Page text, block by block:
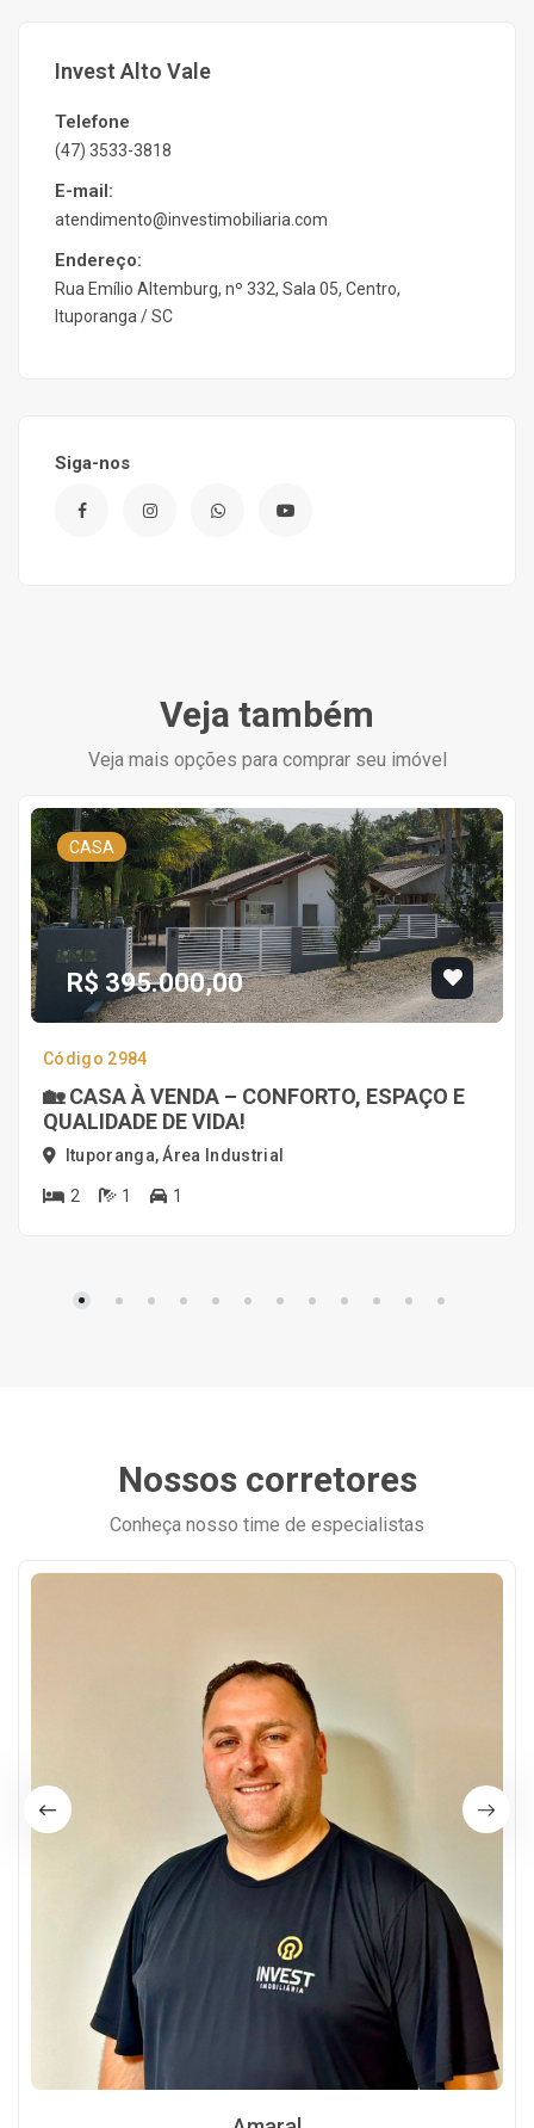
Invest Alto Vale
Telefone
(47) 3533-3818
E-mail:
atendimento@investimobiliaria.com
Endereço:
Rua Emílio Altemburg, nº 332, Sala 05, Centro,
Ituporanga / SC
Siga-nos
Veja também
Veja mais opções para comprar seu imóvel
CASA
R$ 395.000,00
Código 2984
🏡 CASA À VENDA – CONFORTO, ESPAÇO E
QUALIDADE DE VIDA!
Ituporanga, Área Industrial
2 1 1
Nossos corretores
Conheça nosso time de especialistas